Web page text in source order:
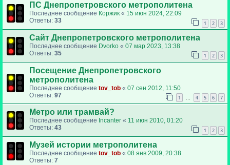
ПС Днепропетровского метрополитена
Последнее сообщение Коржик « 15 июн 2024, 22:09
Ответы: 33 1 2 3
Сайт Днепропетровского метрополитена
Последнее сообщение Dvorko « 07 мар 2023, 13:38
Ответы: 35 1 2 3
Посещение Днепропетровского
метрополитена
Последнее сообщение tov_tob « 07 сен 2012, 11:50
Ответы: 97 1 … 4 5 6 7
Метро или трамвай?
Последнее сообщение Incanter « 11 июн 2010, 01:20
Ответы: 43 1 2 3
Музей истории метрополитена
Последнее сообщение tov_tob « 08 янв 2009, 20:38
Ответы: 7